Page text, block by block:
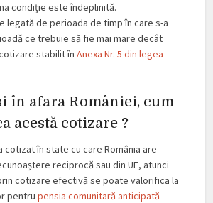
condiție este îndeplinită.
legată de perioada de timp în care s-a
ce trebuie să fie mai mare decât
stabilit înAnexa Nr. 5 din legea
în afara României, cum
acestă cotizare ?
cotizat în state cu care România are
reciprocă sau din UE, atunci
cotizare efectivă se poate valorifica la
pentru pensia comunitară anticipată